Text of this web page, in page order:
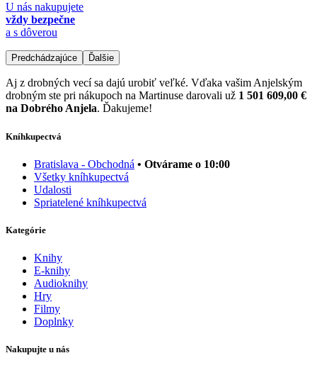
U nás nakupujete
vždy bezpečne
a s dôverou
Predchádzajúce Ďalšie
Aj z drobných vecí sa dajú urobiť veľké. Vďaka vašim Anjelským
drobným ste pri nákupoch na Martinuse darovali už 1 501 609,00 €
na Dobrého Anjela. Ďakujeme!
Kníhkupectvá
Bratislava - Obchodná • Otvárame o 10:00
Všetky kníhkupectvá
Udalosti
Spriatelené kníhkupectvá
Kategórie
Knihy
E-knihy
Audioknihy
Hry
Filmy
Doplnky
Nakupujte u nás